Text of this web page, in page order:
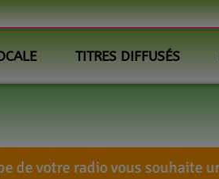
TITRES DIFFUSÉS
souhaite un très bel été !